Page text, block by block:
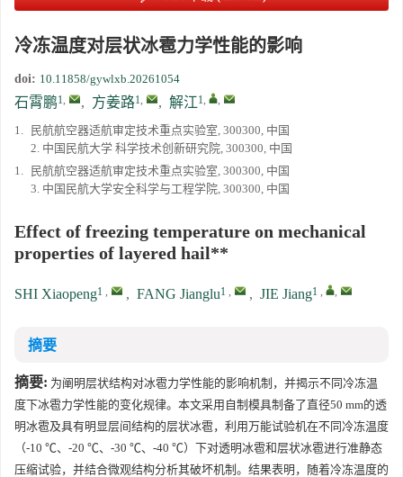
通知
《高压物理学报》第三届青年编委会招募启事
冷冻温度对层状冰雹力学性能的影响
doi: 10.11858/gywlxb.20261054
石霄鹏1, , 方姜路1, , 解江1, ,
1.
民航航空器适航审定技术重点实验室, 300300, 中国
2. 中国民航大学 科学技术创新研究院, 300300, 中国
1.
民航航空器适航审定技术重点实验室, 300300, 中国
3. 中国民航大学安全科学与工程学院, 300300, 中国
Effect of freezing temperature on mechanical
properties of layered hail**
SHI Xiaopeng1 , , FANG Jianglu1 , , JIE Jiang1 , ,
摘要
摘要: 为阐明层状结构对冰雹力学性能的影响机制，并揭示不同冷冻温
度下冰雹力学性能的变化规律。本文采用自制模具制备了直径50 mm的透
明冰雹及具有明显层间结构的层状冰雹，利用万能试验机在不同冷冻温度
（-10 ℃、-20 ℃、-30 ℃、-40 ℃）下对透明冰雹和层状冰雹进行准静态
压缩试验，并结合微观结构分析其破坏机制。结果表明，随着冷冻温度的